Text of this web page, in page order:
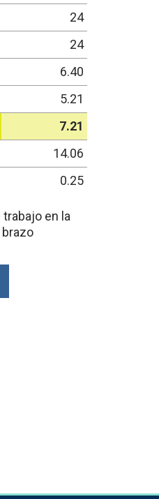
24
24
6.40
5.21
7.21
14.06
0.25
en la